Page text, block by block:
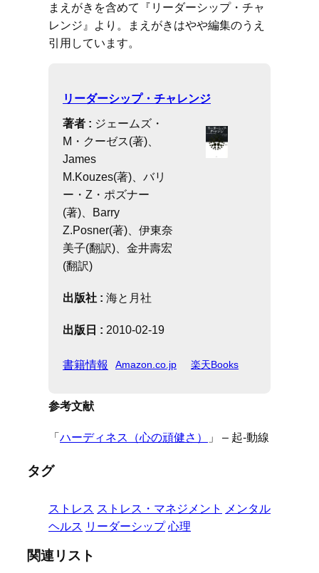
まえがきを含めて『リーダーシップ・チャ
レンジ』より。まえがきはやや編集のうえ
引用しています。
リーダーシップ・チャレンジ
著者 : ジェームズ・
M・クーゼス(著)、
James
M.Kouzes(著)、バリ
ー・Z・ポズナー
(著)、Barry
Z.Posner(著)、伊東奈
美子(翻訳)、金井壽宏
(翻訳)
出版社 : 海と月社
出版日 : 2010-02-19
書籍情報 Amazon.co.jp 楽天Books
参考文献
「ハーディネス（心の頑健さ） 」 – 起-動線
タグ
ストレス ストレス・マネジメント
メンタル
ヘルス リーダーシップ 心理
関連リスト